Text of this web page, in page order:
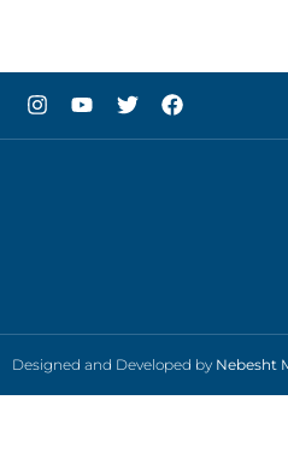
Designed and Developed by Nebesht